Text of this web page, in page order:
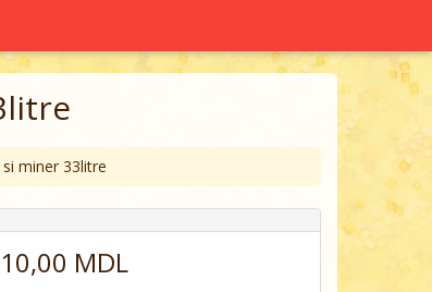
miner 33litre
MDL